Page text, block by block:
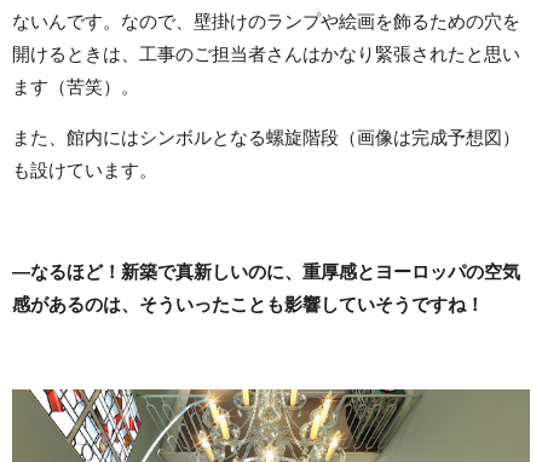
ないんです。なので、壁掛けのランプや絵画を飾るための穴を
開けるときは、工事のご担当者さんはかなり緊張されたと思い
ます（苦笑）。
また、館内にはシンボルとなる螺旋階段（画像は完成予想図）
も設けています。
―なるほど！新築で真新しいのに、重厚感とヨーロッパの空気
感があるのは、そういったことも影響していそうですね！